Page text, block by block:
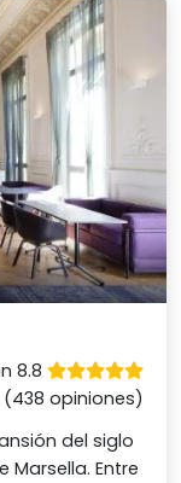
8.8
(438 opiniones)
del siglo
Marsella. Entre